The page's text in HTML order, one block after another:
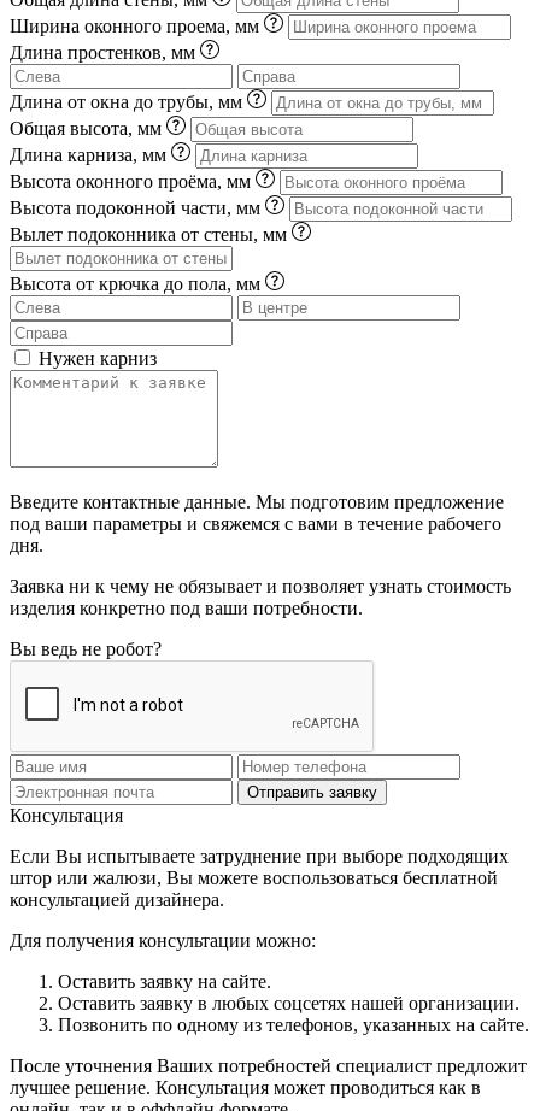
Ширина оконного проема, мм
Длина простенков, мм
Длина от окна до трубы, мм
Общая высота, мм
Длина карниза, мм
Высота оконного проёма, мм
Высота подоконной части, мм
Вылет подоконника от стены, мм
Высота от крючка до пола, мм
Нужен карниз
Введите контактные данные. Мы подготовим предложение
под ваши параметры и свяжемся с вами в течение рабочего
дня.
Заявка ни к чему не обязывает и позволяет узнать стоимость
изделия конкретно под ваши потребности.
Вы ведь не робот?
Отправить заявку
Консультация
Если Вы испытываете затруднение при выборе подходящих
штор или жалюзи, Вы можете воспользоваться бесплатной
консультацией дизайнера.
Для получения консультации можно:
Оставить заявку на сайте.
Оставить заявку в любых соцсетях нашей организации.
Позвонить по одному из телефонов, указанных на сайте.
После уточнения Ваших потребностей специалист предложит
лучшее решение. Консультация может проводиться как в